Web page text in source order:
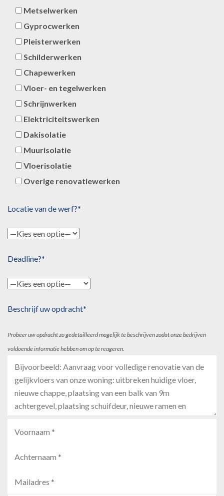
Metselwerken
Gyprocwerken
Pleisterwerken
Schilderwerken
Chapewerken
Vloer- en tegelwerken
Schrijnwerken
Elektriciteitswerken
Dakisolatie
Muurisolatie
Vloerisolatie
Overige renovatiewerken
Locatie van de werf?*
Deadline?*
Beschrijf uw opdracht*
Probeer uw opdracht zo gedetailleerd mogelijk te beschrijven zodat onze bedrijven
voldoende informatie hebben om op te reageren.